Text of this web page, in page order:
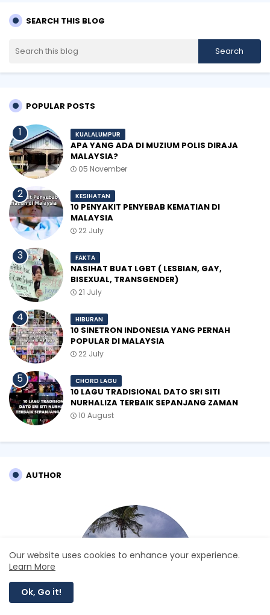
SEARCH THIS BLOG
POPULAR POSTS
KUALALUMPUR
APA YANG ADA DI MUZIUM POLIS DIRAJA
MALAYSIA?
05 November
KESIHATAN
10 PENYAKIT PENYEBAB KEMATIAN DI
MALAYSIA
22 July
FAKTA
NASIHAT BUAT LGBT ( LESBIAN, GAY,
BISEXUAL, TRANSGENDER)
21 July
HIBURAN
10 SINETRON INDONESIA YANG PERNAH
POPULAR DI MALAYSIA
22 July
CHORD LAGU
10 LAGU TRADISIONAL DATO SRI SITI
NURHALIZA TERBAIK SEPANJANG ZAMAN
10 August
AUTHOR
Our website uses cookies to enhance your experience.
Learn More
Ok, Go it!